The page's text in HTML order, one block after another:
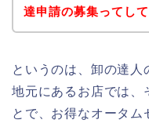
達申請の募集ってし
というのは、卸の達人
地元にあるお店では、
とで、お得なオータム